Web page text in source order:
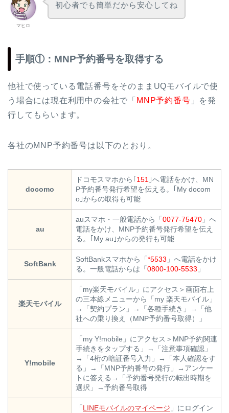
マヒロ
初心者でも簡単だから安心してね
手順①：MNP予約番号を取得する
他社で使っている電話番号をそのままUQモバイルで使
う場合には現在利用中の会社で「 MNP予約番号 」を発
行してもらいます。
各社のMNP予約番号は以下のとおり。
docomo
ドコモスマホから｢ 151 ｣へ電話をかけ、MN
P予約番号発行希望を伝える。｢My docom
o｣からの取得も可能
au
auスマホ・一般電話から「 0077-75470 」へ
電話をかけ、MNP予約番号発行希望を伝え
る。｢My au｣からの発行も可能
SoftBank
SoftBankスマホから「 *5533 」へ電話をかけ
る。一般電話からは「 0800-100-5533 」
楽天モバイル
「my楽天モバイル」にアクセス＞画面右上
の三本線メニューから「my 楽天モバイル」
→「契約プラン」→「各種手続き」→「他
社への乗り換え（MNP予約番号取得）」
Y!mobile
「my Y!mobile」にアクセス＞MNP予約関連
手続きをタップする」→「注意事項確認」
→「4桁の暗証番号入力」→「本人確認をす
る」→「MNP予約番号の発行」→アンケー
トに答える→「予約番号発行の転出時期を
選択」→予約番号取得
「 LINEモバイルのマイページ 」にログイン